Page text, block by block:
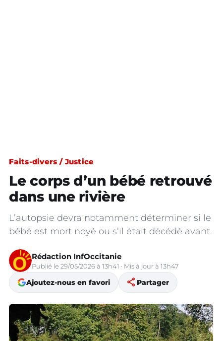
Faits-divers / Justice
Le corps d’un bébé retrouvé
dans une rivière
L’autopsie devra notamment déterminer si le
bébé est mort noyé ou s’il était décédé avant.
Rédaction InfOccitanie
Publié le 29/05/2026 à 13h41 · Mis à jour à 13h47
Ajoutez-nous en favori share Partager